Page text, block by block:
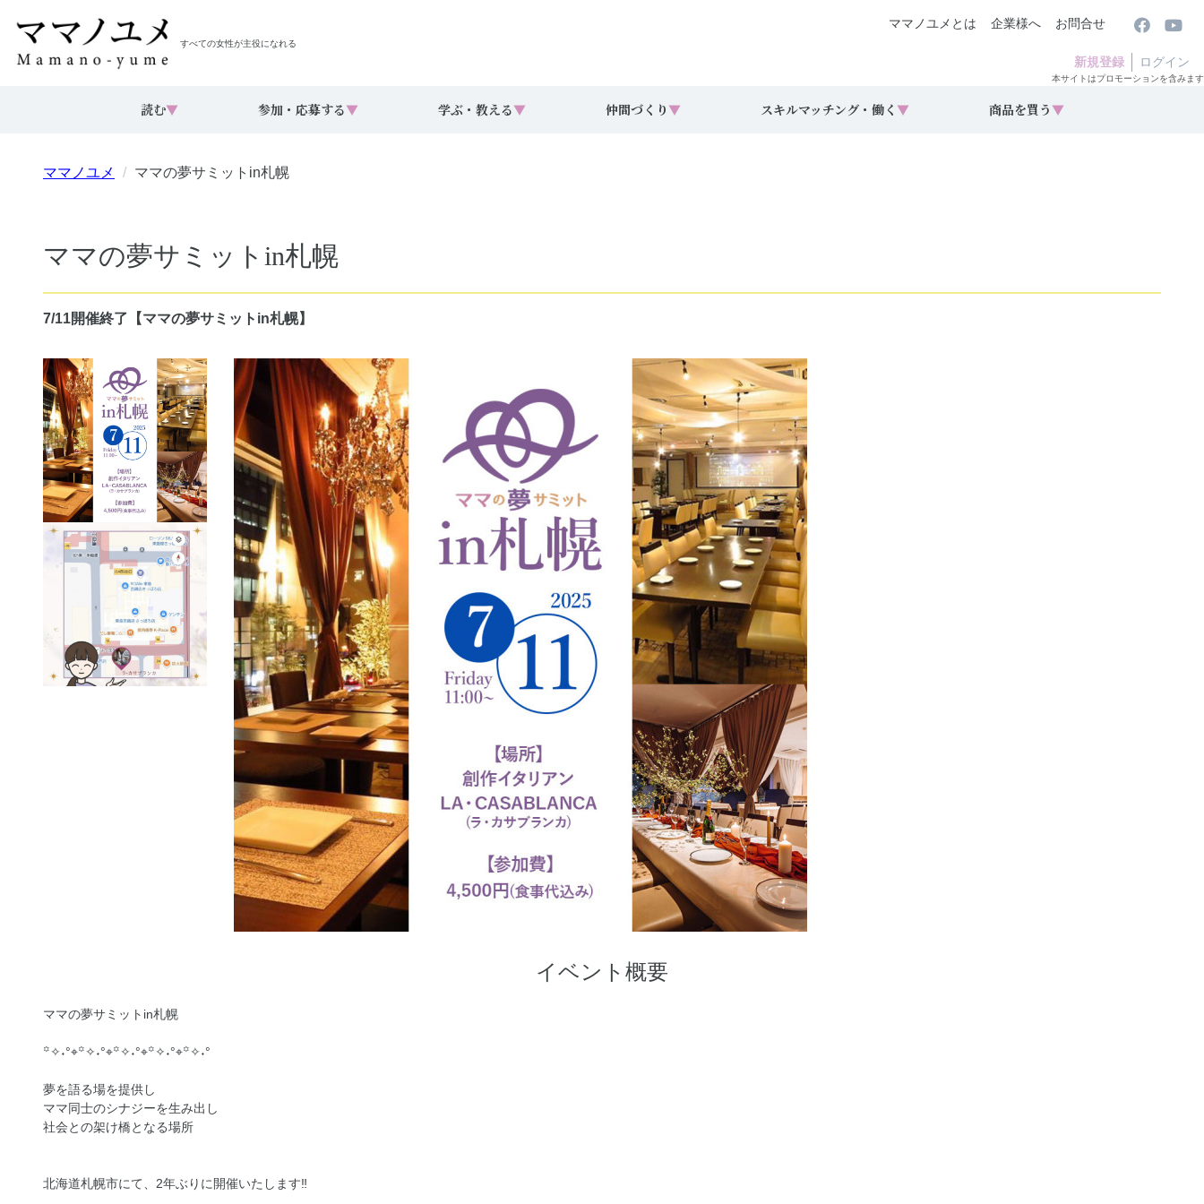
すべての女性が主役になれる
ママノユメとは 企業様へ お問合せ
新規登録 ログイン
本サイトはプロモーションを含みます
読む▼ 参加・応募する▼ 学ぶ・教える▼ 仲間づくり ▼ スキルマッチング・働く ▼ 商品を買う ▼
ママノユメ ママの夢サミットin札幌
ママの夢サミットin札幌
7/11開催終了【ママの夢サミットin札幌】
イベント概要
ママの夢サミットin札幌
꙳✧˖°⌖꙳✧˖°⌖꙳✧˖°⌖꙳✧˖°⌖꙳✧˖°
夢を語る場を提供し
ママ同士のシナジーを生み出し
社会との架け橋となる場所
北海道札幌市にて、2年ぶりに開催いたします‼